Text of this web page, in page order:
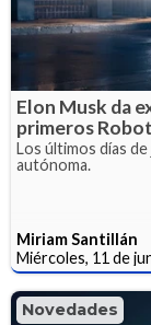
Elon Musk da
primeros
Los últimos días
autónoma.
Miriam Santillán
Miércoles, 11 de
Novedades